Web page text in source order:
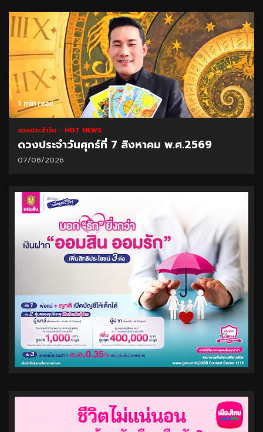
1 min read
ดวงประจำวัน HOT NEWS
ดวงประจำวันศุกร์ที่ 7 สิงหาคม พ.ศ.2569
07/08/2026